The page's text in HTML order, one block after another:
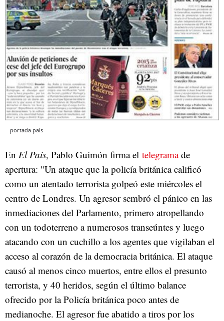
portada pais
En El País, Pablo Guimón firma el telegramade
apertura: "Un ataque que la policía británica calificó
como un atentado terrorista golpeó este miércoles el
centro de Londres. Un agresor sembró el pánico en las
inmediaciones del Parlamento, primero atropellando
con un todoterreno a numerosos transeúntes y luego
atacando con un cuchillo a los agentes que vigilaban el
acceso al corazón de la democracia británica. El ataque
causó al menos cinco muertos, entre ellos el presunto
terrorista, y 40 heridos, según el último balance
ofrecido por la Policía británica poco antes de
medianoche. El agresor fue abatido a tiros por los